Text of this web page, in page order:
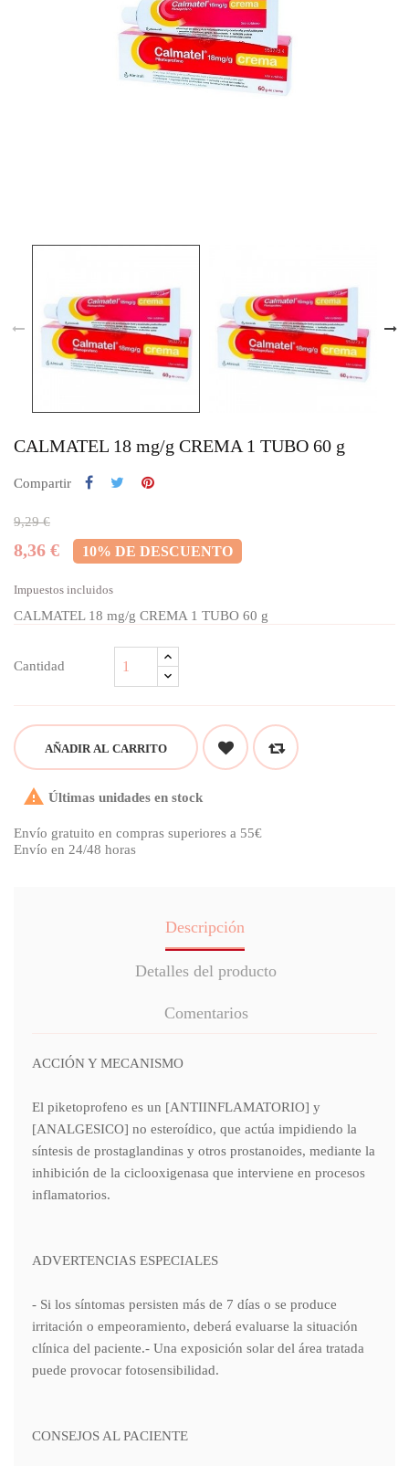
CALMATEL 18 mg/g CREMA 1 TUBO 60 g
Compartir
9,29 €
8,36 € 10% DE DESCUENTO
Impuestos incluidos
CALMATEL 18 mg/g CREMA 1 TUBO 60 g
Cantidad
AÑADIR AL CARRITO
 Últimas unidades en stock
Envío gratuito en compras superiores a 55€
Envío en 24/48 horas
Descripción
Detalles del producto
Comentarios
ACCIÓN Y MECANISMO
El piketoprofeno es un [ANTIINFLAMATORIO] y
[ANALGESICO] no esteroídico, que actúa impidiendo la
síntesis de prostaglandinas y otros prostanoides, mediante la
inhibición de la ciclooxigenasa que interviene en procesos
inflamatorios.
ADVERTENCIAS ESPECIALES
- Si los síntomas persisten más de 7 días o se produce
irritación o empeoramiento, deberá evaluarse la situación
clínica del paciente.- Una exposición solar del área tratada
puede provocar fotosensibilidad.
CONSEJOS AL PACIENTE